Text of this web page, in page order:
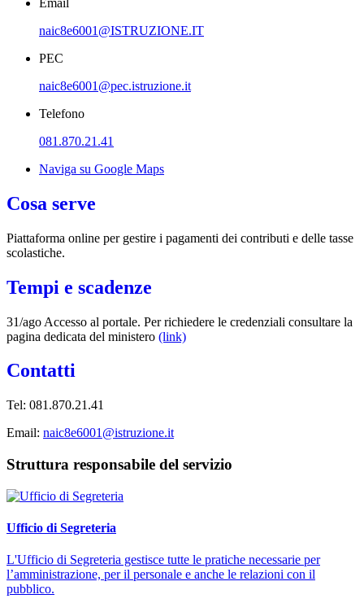
Email
naic8e6001@ISTRUZIONE.IT
PEC
naic8e6001@pec.istruzione.it
Telefono
081.870.21.41
Naviga su Google Maps
Cosa serve
Piattaforma online per gestire i pagamenti dei contributi e delle tasse
scolastiche.
Tempi e scadenze
31/ago Accesso al portale. Per richiedere le credenziali consultare la
pagina dedicata del ministero (link)
Contatti
Tel: 081.870.21.41
Email: naic8e6001@istruzione.it
Struttura responsabile del servizio
Ufficio di Segreteria
L'Ufficio di Segreteria gestisce tutte le pratiche necessarie per
l’amministrazione, per il personale e anche le relazioni con il
pubblico.